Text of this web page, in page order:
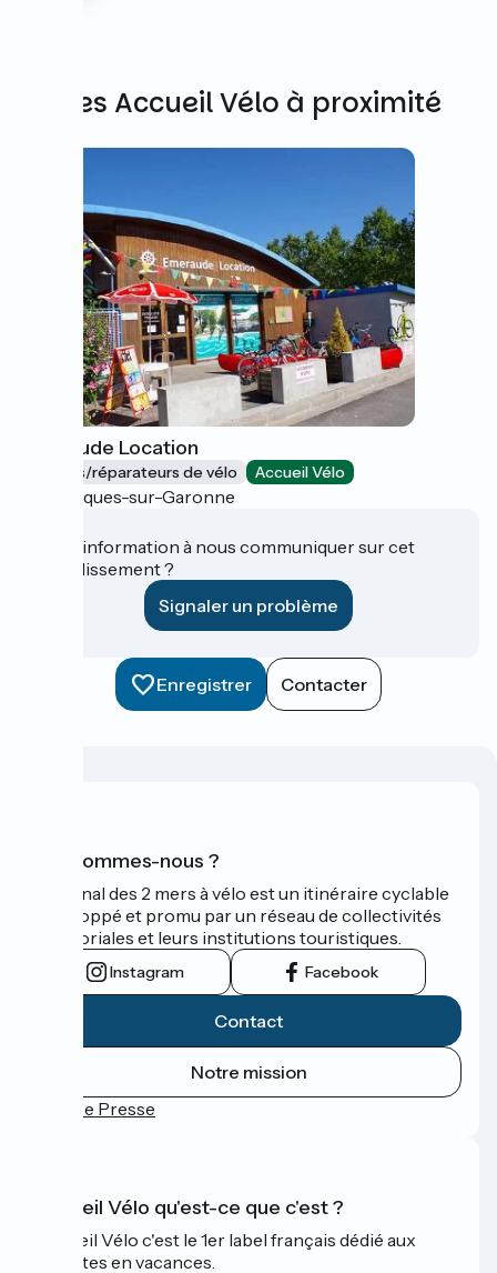
Autres Accueil Vélo à proximité
Emeraude Location
Loueurs/réparateurs de vélo Accueil Vélo
Fourques-sur-Garonne
Une information à nous communiquer sur cet
établissement ?
Signaler un problème
Enregistrer Contacter
Qui sommes-nous ?
Le Canal des 2 mers à vélo est un itinéraire cyclable
développé et promu par un réseau de collectivités
territoriales et leurs institutions touristiques.
Instagram Facebook
Contact
Notre mission
Espace Presse
Accueil Vélo qu'est-ce que c'est ?
Accueil Vélo c'est le 1er label français dédié aux
cyclistes en vacances.